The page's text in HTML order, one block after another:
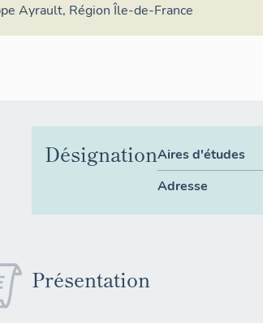
Ayrault, Région Île-de-France
DésignationAires d'études
Adresse
Présentation